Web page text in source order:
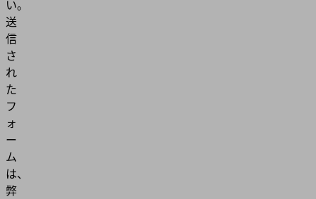
い。
送
信
さ
れ
た
フ
ォ
ー
ム
は、
弊